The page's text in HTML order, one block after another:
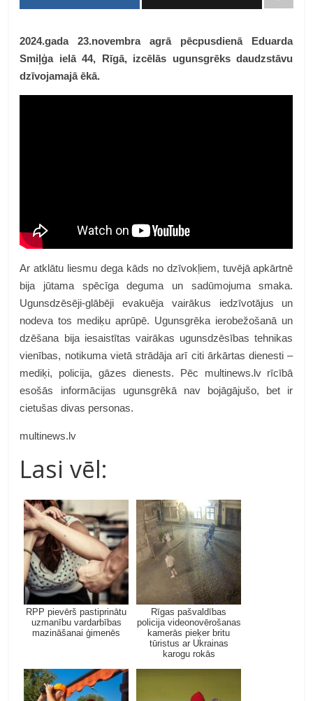
2024.gada 23.novembra agrā pēcpusdienā Eduarda
Smiļģa ielā 44, Rīgā, izcēlās ugunsgrēks daudzstāvu
dzīvojamajā ēkā.
Ar atklātu liesmu dega kāds no dzīvokļiem, tuvējā apkārtnē
bija jūtama spēcīga deguma un sadūmojuma smaka.
Ugunsdzēsēji-glābēji evakuēja vairākus iedzīvotājus un
nodeva tos mediķu aprūpē. Ugunsgrēka ierobežošanā un
dzēšana bija iesaistītas vairākas ugunsdzēsības tehnikas
vienības, notikuma vietā strādāja arī citi ārkārtas dienesti –
mediķi, policija, gāzes dienests. Pēc multinews.lv rīcībā
esošās informācijas ugunsgrēkā nav bojāgājušo, bet ir
cietušas divas personas.
multinews.lv
Lasi vēl:
RPP pievērš pastiprinātu
uzmanību vardarbības
mazināšanai ģimenēs
Rīgas pašvaldības
policija videonovērošanas
kamerās pieķer britu
tūristus ar Ukrainas
karogu rokās